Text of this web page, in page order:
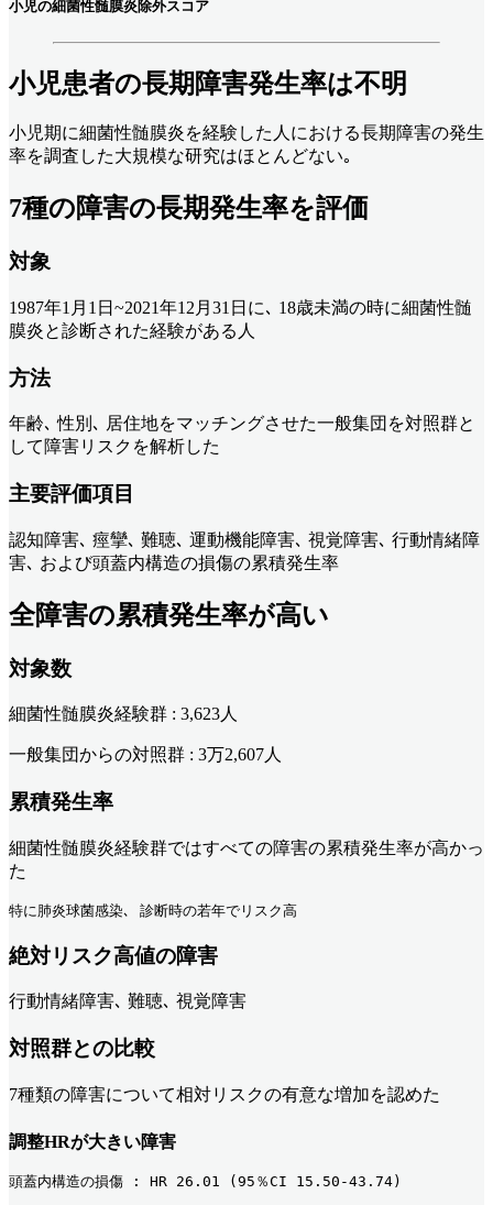
小児の細菌性髄膜炎除外スコア
小児患者の長期障害発生率は不明
小児期に細菌性髄膜炎を経験した人における長期障害の発生
率を調査した大規模な研究はほとんどない｡
7種の障害の長期発生率を評価
対象
1987年1月1日~2021年12月31日に､ 18歳未満の時に細菌性髄
膜炎と診断された経験がある人
方法
年齢､ 性別､ 居住地をマッチングさせた一般集団を対照群と
して障害リスクを解析した
主要評価項目
認知障害､ 痙攣､ 難聴､ 運動機能障害､ 視覚障害､ 行動情緒障
害､ および頭蓋内構造の損傷の累積発生率
全障害の累積発生率が高い
対象数
細菌性髄膜炎経験群 : 3,623人
一般集団からの対照群 : 3万2,607人
累積発生率
細菌性髄膜炎経験群ではすべての障害の累積発生率が高かっ
た
特に肺炎球菌感染､ 診断時の若年でリスク高
絶対リスク高値の障害
行動情緒障害､ 難聴､ 視覚障害
対照群との比較
7種類の障害について相対リスクの有意な増加を認めた
調整HRが大きい障害
頭蓋内構造の損傷 : HR 26.01 (95％CI 15.50-43.74)